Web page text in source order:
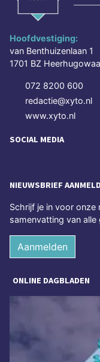
Hoofdvestiging:
van Benthuizenlaan 1
1701 BZ
072 8200 600
redactie@xyto.nl
www.xyto.nl
SOCIAL MEDIA
NIEUWSBRIEF
Schrijf je in voor onze
samenvatting van
Aanmelden
ONLINE DAGBLADEN